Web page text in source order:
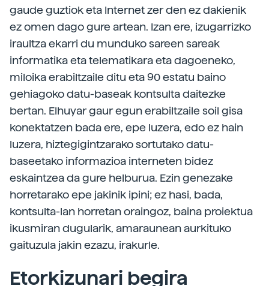
gaude guztiok eta Internet zer den ez dakienik
ez omen dago gure artean. Izan ere, izugarrizko
iraultza ekarri du munduko sareen sareak
informatika eta telematikara eta dagoeneko,
miloika erabiltzaile ditu eta 90 estatu baino
gehiagoko datu-baseak kontsulta daitezke
bertan. Elhuyar gaur egun erabiltzaile soil gisa
konektatzen bada ere, epe luzera, edo ez hain
luzera, hiztegigintzarako sortutako datu-
baseetako informazioa interneten bidez
eskaintzea da gure helburua. Ezin genezake
horretarako epe jakinik ipini; ez hasi, bada,
kontsulta-lan horretan oraingoz, baina proiektua
ikusmiran dugularik, amaraunean aurkituko
gaituzula jakin ezazu, irakurle.
Etorkizunari begira